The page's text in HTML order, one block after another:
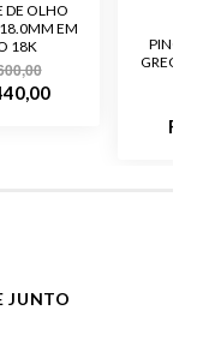
DE OLHO
EM
18K
GREGO
R$
JUNTO